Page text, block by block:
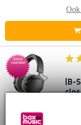
Extra
voordeel
(B-